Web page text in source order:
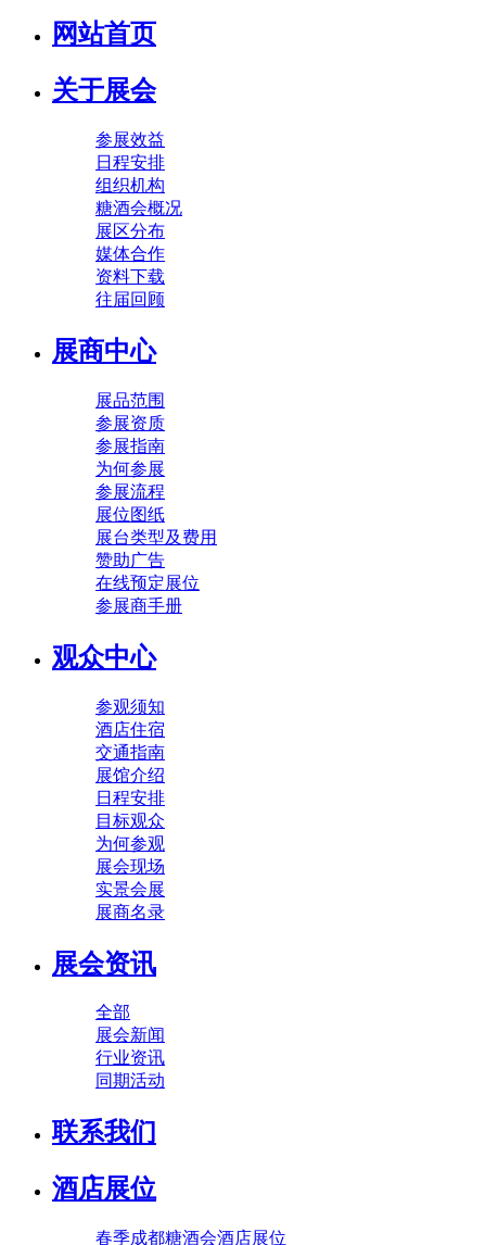
网站首页
关于展会
参展效益
日程安排
组织机构
糖酒会概况
展区分布
媒体合作
资料下载
往届回顾
展商中心
展品范围
参展资质
参展指南
为何参展
参展流程
展位图纸
展台类型及费用
赞助广告
在线预定展位
参展商手册
观众中心
参观须知
酒店住宿
交通指南
展馆介绍
日程安排
目标观众
为何参观
展会现场
实景会展
展商名录
展会资讯
全部
展会新闻
行业资讯
同期活动
联系我们
酒店展位
春季成都糖酒会酒店展位